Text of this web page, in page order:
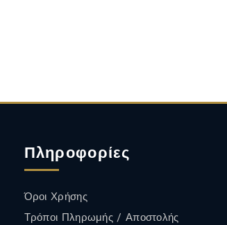
ΟΙΝΟΣΠληροφορίες
Όροι Χρήσης
Τρόποι Πληρωμής / Αποστολής